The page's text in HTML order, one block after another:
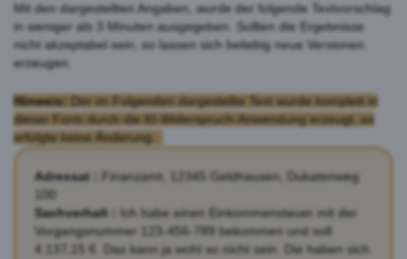
Mit den dargestellten Angaben, wurde der folgende Textvorschlag
in weniger als 3 Minuten ausgegeben. Sollten die Ergebnisse
nicht akzeptabel sein, so lassen sich beliebig neue Versionen
erzeugen.
Hinweis:
Der im Folgenden dargestellte Text wurde komplett in
dieser Form durch die KI-Widerspruch-Anwendung erzeugt, es
erfolgte keine Änderung.
Adressat :
Finanzamt, 12345 Geldhausen, Dukatenweg
100
Sachverhalt :
Ich habe einen Einkommensteuer mit der
Vorgangsnummer 123-456-789 bekommen und soll
4.137,15 €. Das kann ja wohl so nicht sein. Die haben sich